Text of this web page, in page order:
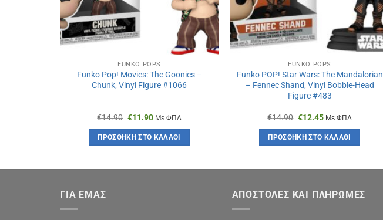
FUNKO POPS
Funko Pop! Movies: The Goonies –
Chunk, Vinyl Figure #1066
€14.90 Original
was:
€14.90.
€11.90Η
τιμή
είναι:
Με ΦΠΑ
ΠΡΟΣΘΉΚΗ ΣΤΟ ΚΑΛΆΘΙ
FUNKO POPS
Funko POP! Star Wars: The Mandalorian
– Fennec Shand, Vinyl Bobble-Head
Figure #483
€14.90 Original
was:
€14.90.
€12.45Η
τιμή
είναι:
Με ΦΠΑ
ΠΡΟΣΘΉΚΗ ΣΤΟ ΚΑΛΆΘΙ
ΓΙΑ ΕΜΑΣ ΑΠΟΣΤΟΛΕΣ ΚΑΙ ΠΛΗΡΩΜΕΣ